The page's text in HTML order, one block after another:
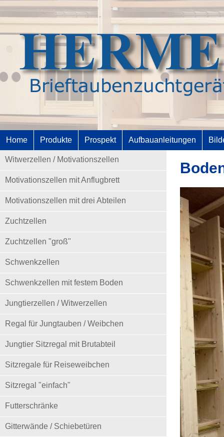
Home Produkte Prospekt Aufbauanleitungen
Witwerzellen / Motivationszellen
Motivationszellen mit Anflugbrett
Motivationszellen mit drei Abteilen
Zuchtzellen
Zuchtzellen "groß"
Schwenkzellen
Schwenkzellen mit festem Boden
Jungtierzellen / Witwerzellen
Regal für Jungtauben / Weibchen
Jungtier Sitzregal mit Brutabteil
Sitzregale für Reiseweibchen
Sitzregal "einfach"
Futterschränke
Gitterwände / Schiebetüren